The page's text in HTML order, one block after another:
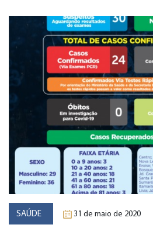
SAÚDE 31 de maio de 2020